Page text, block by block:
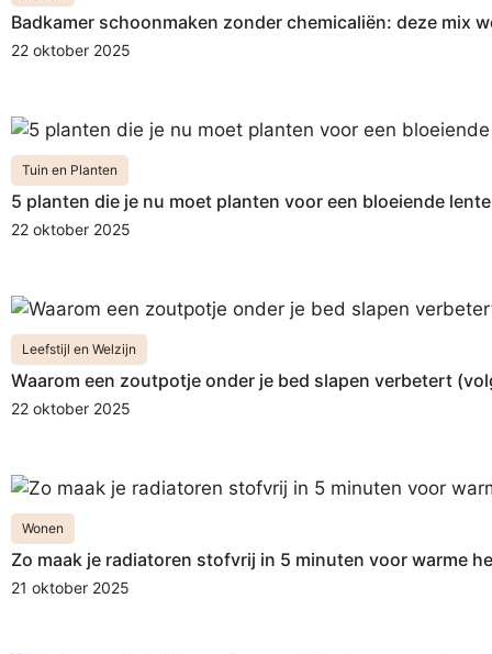
Badkamer schoonmaken zonder chemicaliën: deze mix
22 oktober 2025
Tuin en Planten
5 planten die je nu moet planten voor een bloeiende lente
22 oktober 2025
Leefstijl en Welzijn
Waarom een zoutpotje onder je bed slapen verbetert
22 oktober 2025
Wonen
Zo maak je radiatoren stofvrij in 5 minuten voor warme
21 oktober 2025